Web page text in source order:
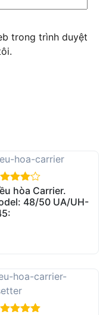
trong trình duyệt
of 5
hòa Carrier.
48/50 UA/UH-